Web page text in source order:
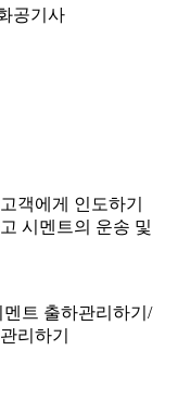
공기사
객에게 인도하기
시멘트의 운송 및
트 출하관리하기
리하기